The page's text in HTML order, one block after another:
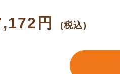
円 (税込)